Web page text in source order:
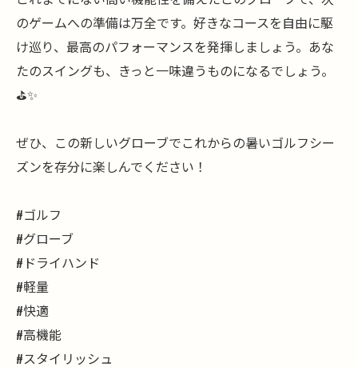
のゲームへの準備は万全です。好きなコースを自由に駆
け巡り、最高のパフォーマンスを発揮しましょう。あな
たのスイングも、きっと一味違うものになるでしょう。
⛳️✨
ぜひ、この新しいグローブでこれからの暑いゴルフシー
ズンを存分に楽しんでください！
#ゴルフ
#グローブ
#ドライハンド
#軽量
#快適
#高機能
#スタイリッシュ